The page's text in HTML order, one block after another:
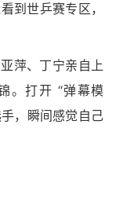
到世乒赛专区，
萍、丁宁亲自上
。打开 “弹幕模
，瞬间感觉自己